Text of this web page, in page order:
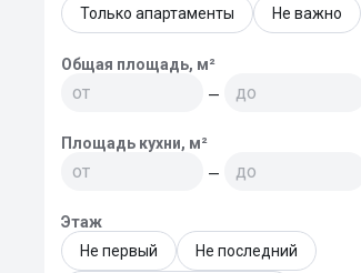
Только апартаменты Не важно
Общая площадь, м²
—
Площадь кухни, м²
—
Этаж
Не первый
Не последний